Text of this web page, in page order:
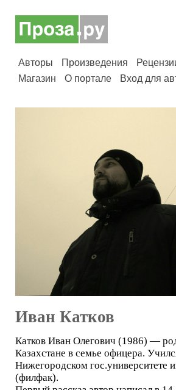
Авторы Произведения
Магазин
О портале Вход для
Иван Катков
Катков Иван Олегович (1986) —
Казахстане в семье офицера.
Нижегородском гос.университете
(филфак).